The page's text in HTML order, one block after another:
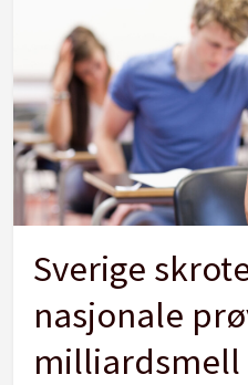
Sverige
nasjonale
milliardsmell